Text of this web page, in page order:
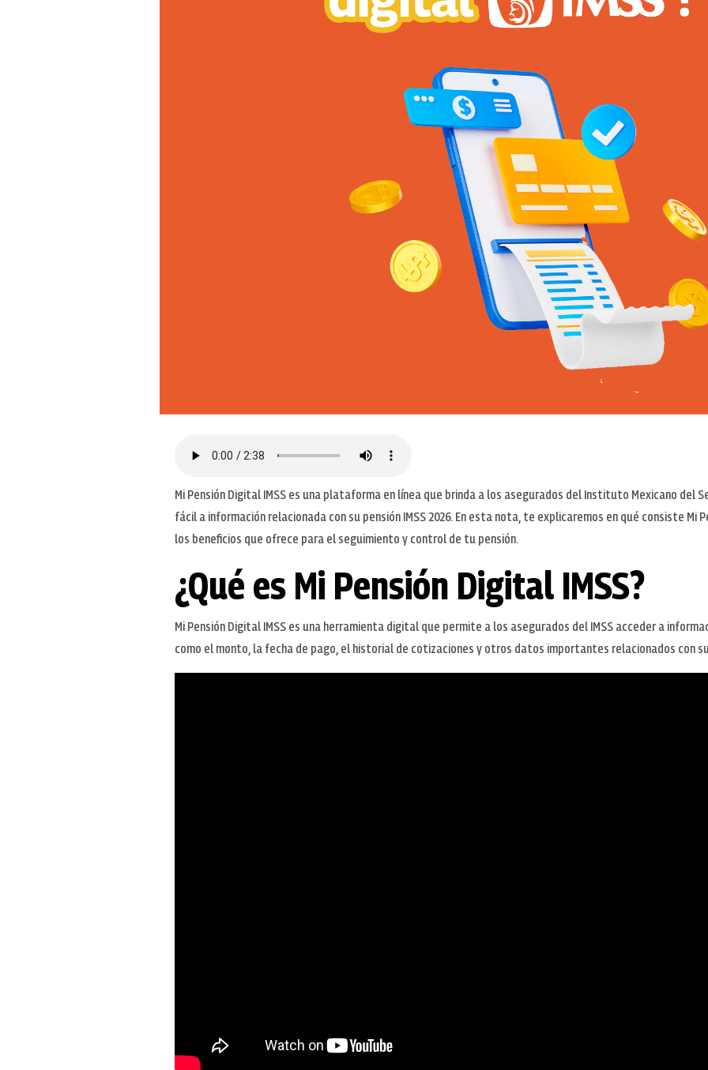
Mi Pensión Digital IMSS es una plataforma en línea que brinda a los asegurados del Instituto Mexicano del
fácil a información relacionada con su pensión IMSS 2026. En esta nota, te explicaremos en qué consiste Mi
los beneficios que ofrece para el seguimiento y control de tu pensión.
¿Qué es Mi Pensión Digital IMSS?
Mi Pensión Digital IMSS es una herramienta digital que permite a los asegurados del IMSS acceder a
como el monto, la fecha de pago, el historial de cotizaciones y otros datos importantes relacionados con